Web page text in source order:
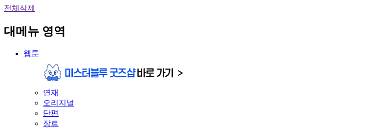
전체삭제
대메뉴 영역
웹툰
연재
오리지널
단편
장르